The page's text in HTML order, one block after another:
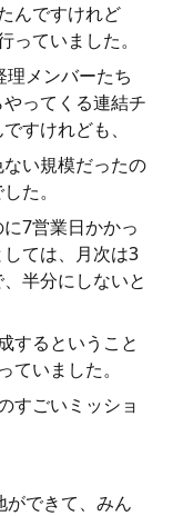
んですけれど
ていました。
理メンバーたち
ってくる連結チ
すけれども、
い規模だったの
た。
7営業日かかっ
ては、月次は3
半分にしないと
するということ
いました。
すごいミッショ
ができて、みん